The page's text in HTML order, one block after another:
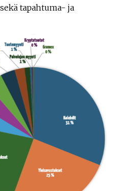
tapahtuma- ja